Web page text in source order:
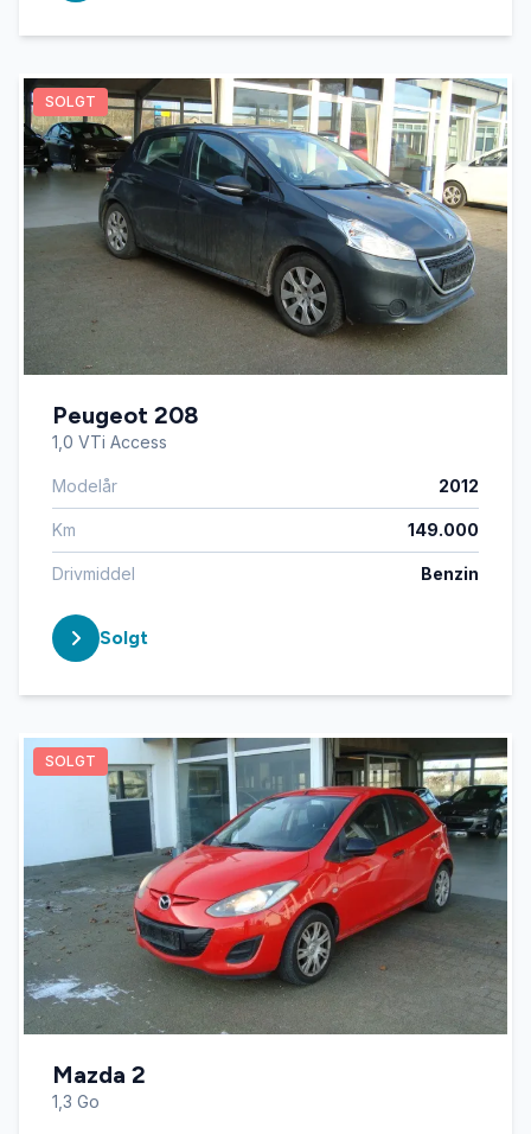
SOLGT
Peugeot 208
1,0 VTi Access
Modelår 2012
Km 149.000
Drivmiddel Benzin
Solgt
SOLGT
Mazda 2
1,3 Go